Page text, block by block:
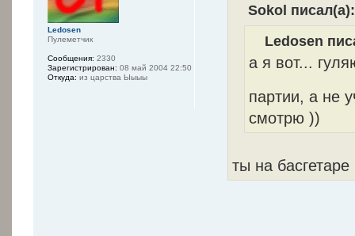
Sokol писал(а):
Ledosen
а я вот...
партии, а не
смотрю ))
ты на
Ledosen
Пулеметчик
Сообщения: 2330
Зарегистрирован: 08 май 2004 22:50
Откуда: из царства Ыыыы